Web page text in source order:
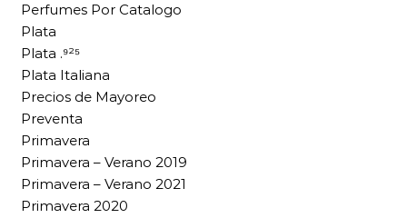
Perfumes Por Catalogo
Plata
Plata .⁹²⁵
Plata Italiana
Precios de Mayoreo
Preventa
Primavera
Primavera – Verano 2019
Primavera – Verano 2021
Primavera 2020